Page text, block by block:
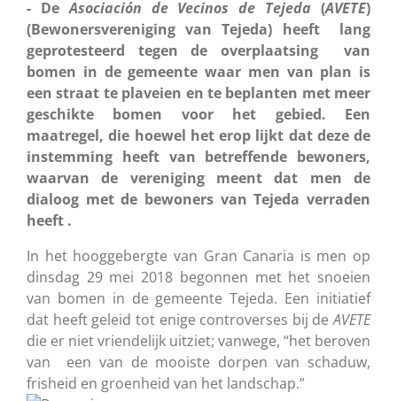
- DeAsociación de Vecinos de Tejeda (AVETE)
(Bewonersvereniging van Tejeda) heeft lang
geprotesteerd tegen de overplaatsing van
bomen in de gemeente waar men van plan is
een straat te plaveien en te beplanten met meer
geschikte bomen voor het gebied. Een
maatregel, die hoewel het erop lijkt dat deze de
instemming heeft van betreffende bewoners,
waarvan de vereniging meent dat men de
dialoog met de bewoners van Tejeda verraden
heeft .
In het hooggebergte van Gran Canaria is men op
dinsdag 29 mei 2018 begonnen met het snoeien
van bomen in de gemeente Tejeda. Een initiatief
dat heeft geleid tot enige controverses bij deAVETE
die er niet vriendelijk uitziet; vanwege, “het beroven
van een van de mooiste dorpen van schaduw,
frisheid en groenheid van het landschap.”